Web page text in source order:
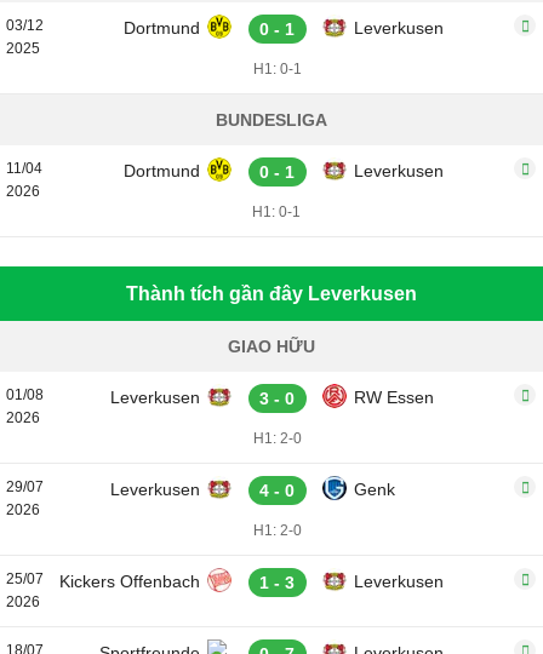
03/12
2025
Dortmund 0 - 1 Leverkusen
H1: 0-1
BUNDESLIGA
11/04
2026
Dortmund 0 - 1 Leverkusen
H1: 0-1
Thành tích gần đây Leverkusen
GIAO HỮU
01/08
2026
Leverkusen 3 - 0 RW Essen
H1: 2-0
29/07
2026
Leverkusen 4 - 0 Genk
H1: 2-0
25/07
2026
Kickers Offenbach 1 - 3 Leverkusen
18/07